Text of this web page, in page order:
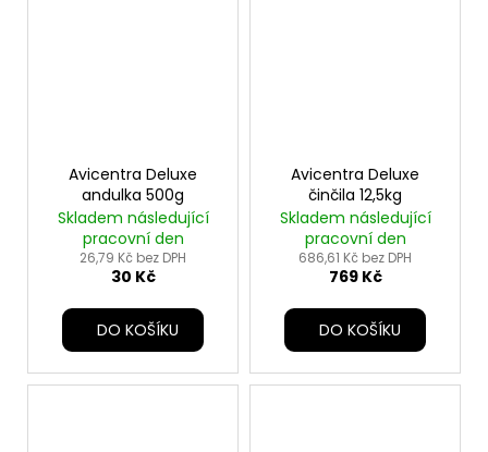
Avicentra Deluxe
andulka 500g
Skladem následující
pracovní den
26,79 Kč bez DPH
30 Kč
DO KOŠÍKU
Avicentra Deluxe
činčila 12,5kg
Skladem následující
pracovní den
686,61 Kč bez DPH
769 Kč
DO KOŠÍKU